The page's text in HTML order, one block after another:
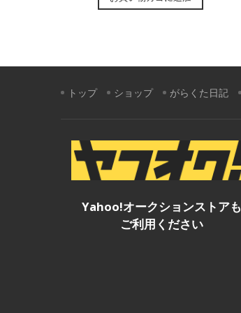
トップ ショップ がらくた日記
Yahoo!オークションストアも
ご利用ください